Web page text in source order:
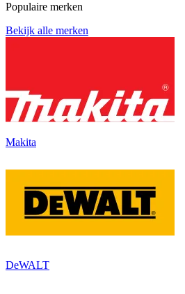
Populaire merken
Bekijk alle merken
Makita
DeWALT